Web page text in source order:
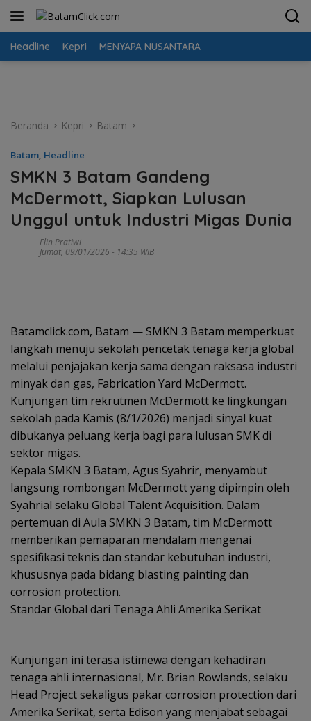
Langsung
Headline Kepri MENYAPA NUSANTARA
Beranda Kepri Batam
Batam, Headline
SMKN 3 Batam Gandeng
McDermott, Siapkan Lulusan
Unggul untuk Industri Migas Dunia
Elin Pratiwi
Jumat, 09/01/2026 - 14:35 WIB
Batamclick.com, Batam — SMKN 3 Batam memperkuat
langkah menuju sekolah pencetak tenaga kerja global
melalui penjajakan kerja sama dengan raksasa industri
minyak dan gas, Fabrication Yard McDermott.
Kunjungan tim rekrutmen McDermott ke lingkungan
sekolah pada Kamis (8/1/2026) menjadi sinyal kuat
dibukanya peluang kerja bagi para lulusan SMK di
sektor migas.
Kepala SMKN 3 Batam, Agus Syahrir, menyambut
langsung rombongan McDermott yang dipimpin oleh
Syahrial selaku Global Talent Acquisition. Dalam
pertemuan di Aula SMKN 3 Batam, tim McDermott
memberikan pemaparan mendalam mengenai
spesifikasi teknis dan standar kebutuhan industri,
khususnya pada bidang blasting painting dan
corrosion protection.
Standar Global dari Tenaga Ahli Amerika Serikat
Kunjungan ini terasa istimewa dengan kehadiran
tenaga ahli internasional, Mr. Brian Rowlands, selaku
Head Project sekaligus pakar corrosion protection dari
Amerika Serikat, serta Edison yang menjabat sebagai